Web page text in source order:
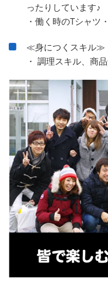
ったりしています♪
・働く時のTシャツ
≪身につくスキル≫
・ 調理スキル、商